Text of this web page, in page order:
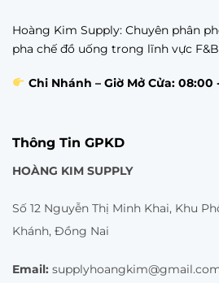
Hoàng Kim Supply: Chuyên phân
pha chế đồ uống trong lĩnh vực
Chi Nhánh – Giờ Mở Cửa: 08:00
Thông Tin GPKD
HOÀNG KIM SUPPLY
Số 12 Nguyễn Thị Minh Khai, Khu
Khánh, Đồng Nai
Email: